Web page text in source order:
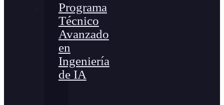
Programa
Técnico
Avanzado
en
Ingeniería
de IA